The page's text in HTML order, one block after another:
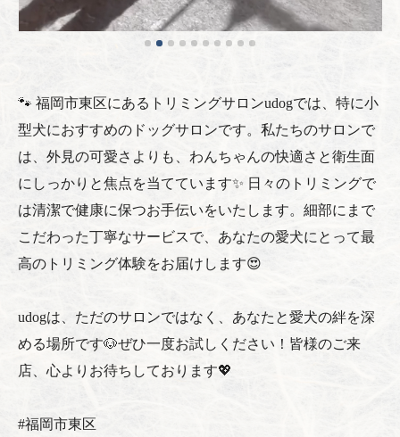
🐾 福岡市東区にあるトリミングサロンudogでは、特に小
型犬におすすめのドッグサロンです。私たちのサロンで
は、外見の可愛さよりも、わんちゃんの快適さと衛生面
にしっかりと焦点を当てています✨ 日々のトリミングで
は清潔で健康に保つお手伝いをいたします。細部にまで
こだわった丁寧なサービスで、あなたの愛犬にとって最
高のトリミング体験をお届けします😍
udogは、ただのサロンではなく、あなたと愛犬の絆を深
める場所です🐶ぜひ一度お試しください！皆様のご来
店、心よりお待ちしております💖
#福岡市東区